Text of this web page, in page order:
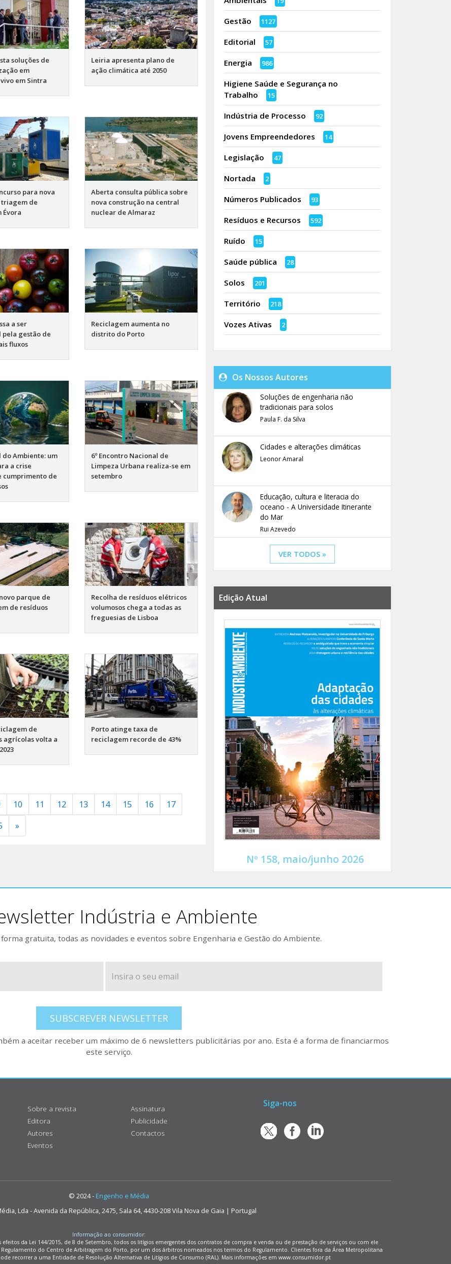
soluções de
em
em Sintra
Leiria apresenta plano de
ação climática até 2050
para nova
de
Évora
Aberta consulta pública sobre
nova construção na central
nuclear de Almaraz
a ser
pela gestão de
fluxos
Reciclagem aumenta no
distrito do Porto
do Ambiente: um
a crise
cumprimento de
6º Encontro Nacional de
Limpeza Urbana realiza-se em
setembro
parque de
de resíduos
Recolha de resíduos elétricos
volumosos chega a todas as
freguesias de Lisboa
de
agrícolas volta a
Porto atinge taxa de
reciclagem recorde de 43%
10 11 12 13 14 15 16
17
»
Gestão 1127
Editorial 57
Energia 986
Higiene Saúde e Segurança no
Trabalho
15
Indústria de Processo 92
Jovens Empreendedores 14
Legislação 47
Nortada 2
Números Publicados 93
Resíduos e Recursos 592
Ruído 15
Saúde pública 28
Solos 201
Território 218
Vozes Ativas 2
Os Nossos Autores
Soluções de engenharia não
tradicionais para solos
Paula F. da Silva
Cidades e alterações climáticas
Leonor Amaral
Educação, cultura e literacia do
oceano - A Universidade Itinerante
do Mar
Rui Azevedo
VER TODOS »
Edição Atual
Nº 158, maio/junho 2026
Indústria e Ambiente
gratuita, todas as novidades e eventos sobre Engenharia e Gestão do Ambiente.
SUBSCREVER NEWSLETTER
a aceitar receber um máximo de 6 newsletters publicitárias por ano. Esta é a forma de financiarmos
este serviço.
Sobre a revista
Editora
Autores
Eventos
Assinatura
Publicidade
Contactos
Siga-nos
© 2024 - Engenho e Média
Lda - Avenida da República, 2475, Sala 64, 4430-208 Vila Nova de Gaia | Portugal
Informação ao consumidor:
da Lei 144/2015, de 8 de Setembro, todos os litígios emergentes dos contratos de compra e venda ou de prestação de serviços ou com ele
do Centro de Arbitragem do Porto, por um dos árbitros nomeados nos termos do Regulamento. Clientes fora da Área Metropolitana
recorrer a uma Entidade de Resolução Alternativa de Litígios de Consumo (RAL). Mais informações em www.consumidor.pt